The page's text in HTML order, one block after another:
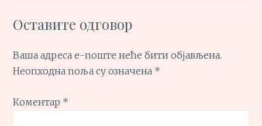
Оставите одговор
Ваша адреса е-поште неће бити објављена.
Неопходна поља су означена *
Коментар *